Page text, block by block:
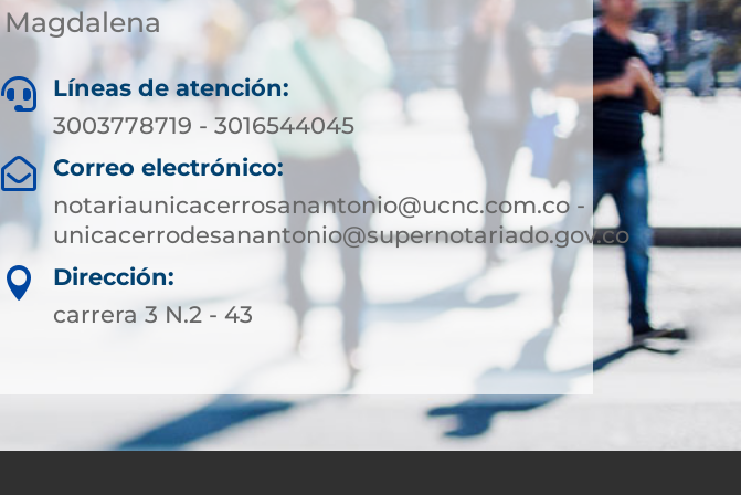
Magdalena

Líneas de atención:
3003778719 - 3016544045

Correo electrónico:
notariaunicacerrosanantonio@ucnc.com.co -
unicacerrodesanantonio@supernotariado.gov.co

Dirección:
carrera 3 N.2 - 43